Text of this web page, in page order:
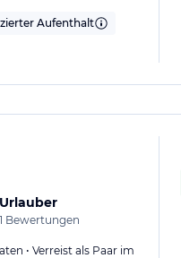
Aufenthalt
Urlauber
1 Bewertungen
• Verreist als Paar im